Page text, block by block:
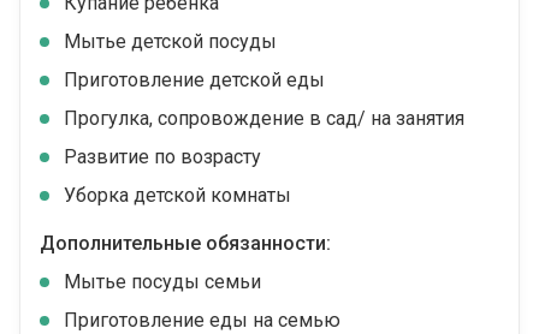
Мытье детской посуды
Приготовление детской еды
Прогулка, сопровождение в сад/ на занятия
Развитие по возрасту
Уборка детской комнаты
Дополнительные обязанности:
Мытье посуды семьи
Приготовление еды на семью